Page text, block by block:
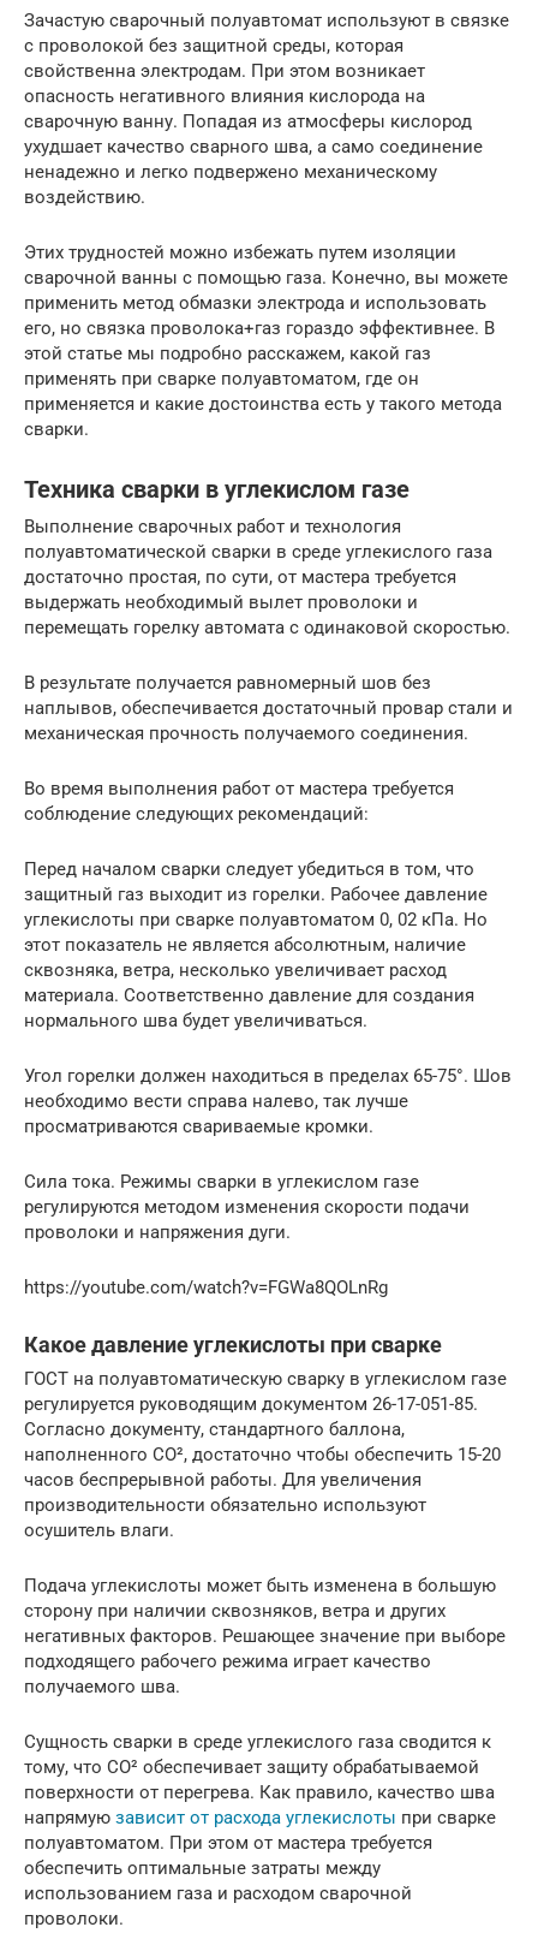
Зачастую сварочный полуавтомат используют в связке
с проволокой без защитной среды, которая
свойственна электродам. При этом возникает
опасность негативного влияния кислорода на
сварочную ванну. Попадая из атмосферы кислород
ухудшает качество сварного шва, а само соединение
ненадежно и легко подвержено механическому
воздействию.
Этих трудностей можно избежать путем изоляции
сварочной ванны с помощью газа. Конечно, вы можете
применить метод обмазки электрода и использовать
его, но связка проволока+газ гораздо эффективнее. В
этой статье мы подробно расскажем, какой газ
применять при сварке полуавтоматом, где он
применяется и какие достоинства есть у такого метода
сварки.
Техника сварки в углекислом газе
Выполнение сварочных работ и технология
полуавтоматической сварки в среде углекислого газа
достаточно простая, по сути, от мастера требуется
выдержать необходимый вылет проволоки и
перемещать горелку автомата с одинаковой скоростью.
В результате получается равномерный шов без
наплывов, обеспечивается достаточный провар стали и
механическая прочность получаемого соединения.
Во время выполнения работ от мастера требуется
соблюдение следующих рекомендаций:
Перед началом сварки следует убедиться в том, что
защитный газ выходит из горелки. Рабочее давление
углекислоты при сварке полуавтоматом 0, 02 кПа. Но
этот показатель не является абсолютным, наличие
сквозняка, ветра, несколько увеличивает расход
материала. Соответственно давление для создания
нормального шва будет увеличиваться.
Угол горелки должен находиться в пределах 65-75°. Шов
необходимо вести справа налево, так лучше
просматриваются свариваемые кромки.
Сила тока. Режимы сварки в углекислом газе
регулируются методом изменения скорости подачи
проволоки и напряжения дуги.
https://youtube.com/watch?v=FGWa8QOLnRg
Какое давление углекислоты при сварке
ГОСТ на полуавтоматическую сварку в углекислом газе
регулируется руководящим документом 26-17-051-85.
Согласно документу, стандартного баллона,
наполненного СО², достаточно чтобы обеспечить 15-20
часов беспрерывной работы. Для увеличения
производительности обязательно используют
осушитель влаги.
Подача углекислоты может быть изменена в большую
сторону при наличии сквозняков, ветра и других
негативных факторов. Решающее значение при выборе
подходящего рабочего режима играет качество
получаемого шва.
Сущность сварки в среде углекислого газа сводится к
тому, что СО² обеспечивает защиту обрабатываемой
поверхности от перегрева. Как правило, качество шва
напрямую зависит от расхода углекислоты при сварке
полуавтоматом. При этом от мастера требуется
обеспечить оптимальные затраты между
использованием газа и расходом сварочной
проволоки.